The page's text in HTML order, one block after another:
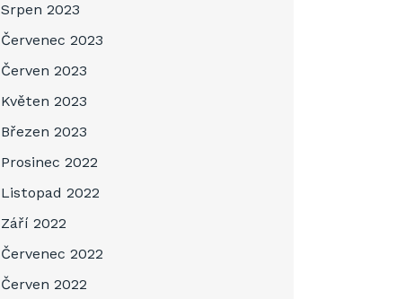
Srpen 2023
Červenec 2023
Červen 2023
Květen 2023
Březen 2023
Prosinec 2022
Listopad 2022
Září 2022
Červenec 2022
Červen 2022